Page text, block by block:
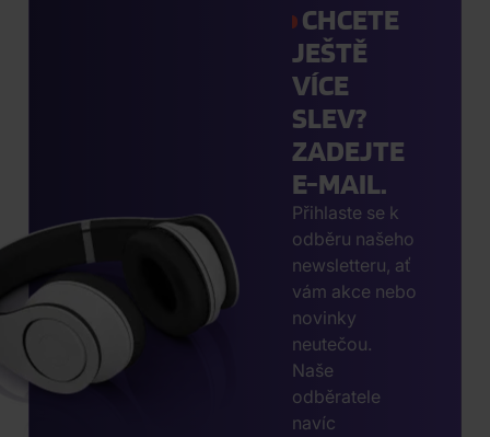
CHCETE
JEŠTĚ
VÍCE
SLEV?
ZADEJTE
E-MAIL.
Přihlaste se k
odběru našeho
newsletteru, ať
vám akce nebo
novinky
neutečou.
Naše
odběratele
navíc